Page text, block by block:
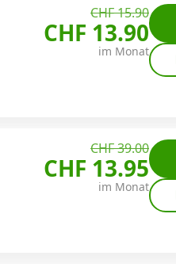
CHF 15.90
CHF 13.90
im Monat
CHF 39.00
CHF 13.95
im Monat